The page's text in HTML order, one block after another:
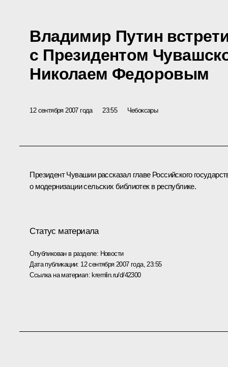
Владимир Путин
с Президентом
Николаем Федоровым
12 сентября 2007 года 23:55 Чебоксары
Президент Чувашии рассказал главе Российского
о модернизации сельских библиотек в республике.
Статус материала
Опубликован в разделе: Новости
Дата публикации: 12 сентября 2007 года, 23:55
Ссылка на материал:kremlin.ru/d/42300